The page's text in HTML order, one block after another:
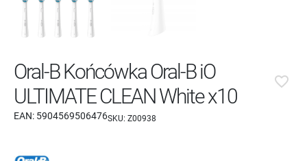
Oral-B Końcówka Oral-B iO
ULTIMATE CLEAN White x10
EAN: 5904569506476SKU: Z00938
favorite_border